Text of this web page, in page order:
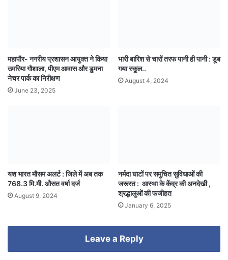
महापौर- नगरीय प्रशासन आयुक्त ने किया
उमरिया गौशाला, पीएम आवास और डुमना
नेचर पार्क का निरीक्षण
June 23, 2025
भारी बारिश से चारों तरफ पानी ही पानी : डूब
गया स्कूल..
August 4, 2024
यश भारत मौसम अलर्ट : जिले में अब तक
768.3 मि.मी. औसत वर्षा दर्ज
August 9, 2024
नर्मदा घाटों पर समुचित सुविधाओं की
जरूरत : आस्था के केंद्र की अनदेखी ,
श्रद्धालुओं की फजीहत
January 6, 2025
Leave a Reply